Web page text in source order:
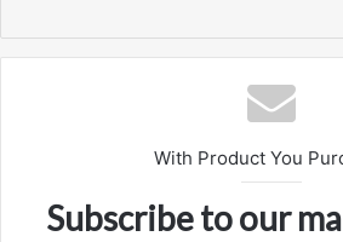
With Product You
Subscribe to our